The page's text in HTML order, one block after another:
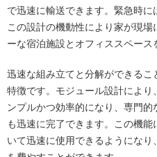
で迅速に輸送できます。緊急時に
この設計の機動性により家が現
ーな宿泊施設とオフィススペース
迅速な組み立てと分解ができる
特徴です。モジュール設計によ
ンプルかつ効率的になり、専門
も迅速に完了できます。この機
いて迅速に使用できるようにな